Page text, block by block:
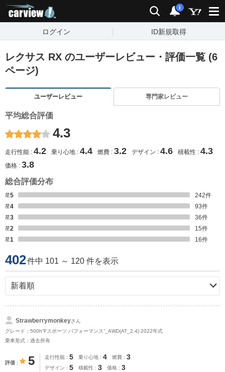
検索 通知
i
ログイン ID新規取得
レクサス RX のユーザーレビュー・評価一覧 (6
ページ)
ユーザーレビュー 専門家レビュー
平均総合評価
4.3
走行性能 4.2 乗り心地 4.4 燃費 3.2 デザイン 4.6 積載性 4.3
価格 3.8
総合評価分布
星5 242件
星4
93件
星3
36件
星2
15件
星1
16件
402件中 101 ～ 120 件を表示
Strawberrymonkeyさん
グレード：500h“Fスポーツ パフォーマンス”_AWD(AT_2.4) 2022年式
乗車形式：過去所有
評価 5 走行性能 5 乗り心地 4 燃費 3
デザイン 5 積載性 3 価格 3